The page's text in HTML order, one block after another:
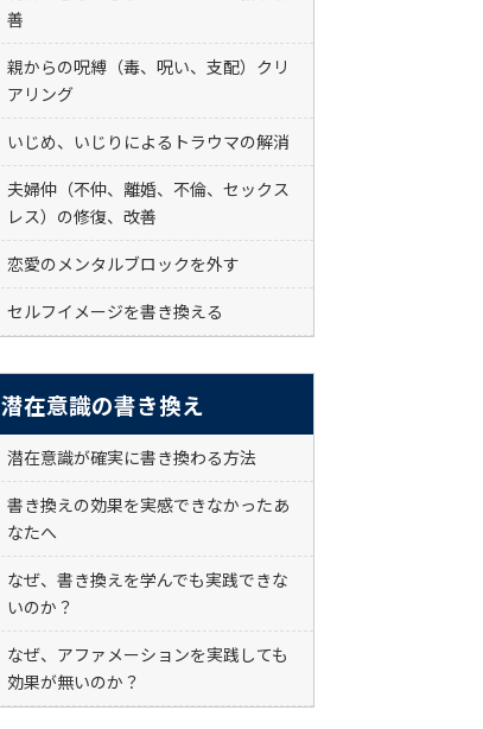
善
親からの呪縛（毒、呪い、支配）クリ
アリング
いじめ、いじりによるトラウマの解消
夫婦仲（不仲、離婚、不倫、セックス
レス）の修復、改善
恋愛のメンタルブロックを外す
セルフイメージを書き換える
潜在意識の書き換え
潜在意識が確実に書き換わる方法
書き換えの効果を実感できなかったあ
なたへ
なぜ、書き換えを学んでも実践できな
いのか？
なぜ、アファメーションを実践しても
効果が無いのか？